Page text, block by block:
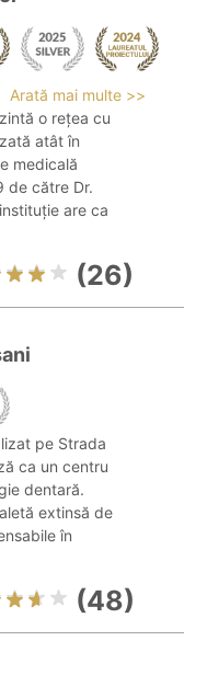
Arată mai multe >>
o rețea cu
atât în
medicală
de către Dr.
are ca
(26)
pe Strada
ca un centru
dentară.
extinsă de
în
(48)